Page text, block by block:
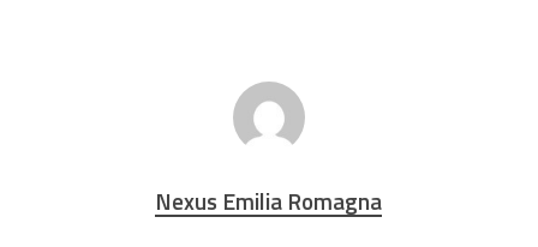
Nexus Emilia Romagna